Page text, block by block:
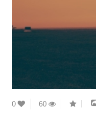
0 60